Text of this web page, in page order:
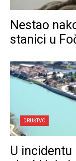
Nestao
stanici u
DRUŠTVO
U incidentu